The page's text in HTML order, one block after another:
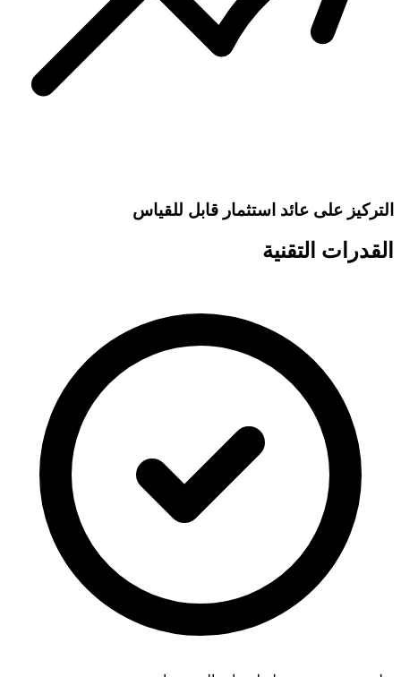
التركيز على عائد استثمار قابل للقياس
القدرات التقنية